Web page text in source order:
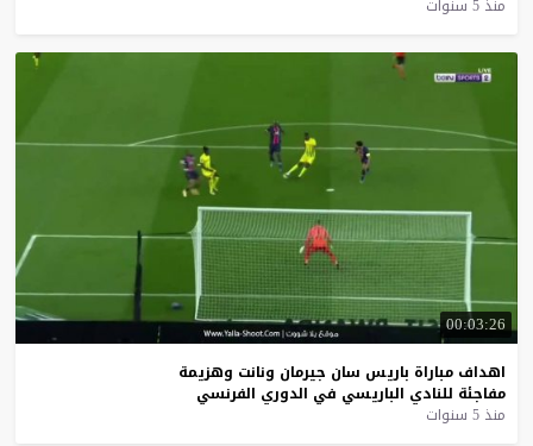
منذ 5 سنوات
00:03:26
اهداف مباراة باريس سان جيرمان ونانت وهزيمة
مفاجئة للنادي الباريسي في الدوري الفرنسي
منذ 5 سنوات